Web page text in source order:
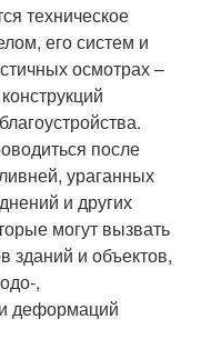
техническое
его систем и
осмотрах –
после
ураганных
и других
могут вызвать
зданий и объектов,
,
деформаций